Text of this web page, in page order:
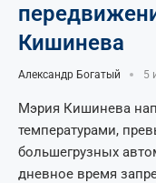
Кишинева
Александр Богатый 5
Мэрия Кишинева
температурами,
большегрузных
дневное время